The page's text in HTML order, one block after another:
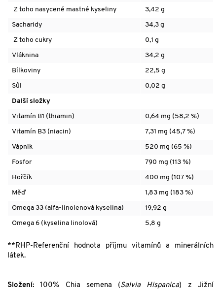
Z toho nasycené mastné kyseliny 3,42 g
Sacharidy 34,3 g
Z toho cukry 0,1 g
Vláknina 34,2 g
Bílkoviny 22,5 g
Sůl 0,02 g
Další složky
Vitamín B1 (thiamin) 0,64 mg (58,2 %)
Vitamín B3 (niacin) 7,31 mg (45,7 %)
Vápník 520 mg (65 %)
Fosfor 790 mg (113 %)
Hořčík 400 mg (107 %)
Měď 1,83 mg (183 %)
Omega 33 (alfa-linolenová kyselina) 19,92 g
Omega 6 (kyselina linolová) 5,8 g
**RHP-Referenční hodnota příjmu vitamínů a minerálních
látek.
Složení: 100% Chia semena (Salvia Hispanica) z Jižní